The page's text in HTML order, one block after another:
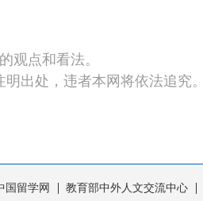
观点和看法。
出处，违者本网将依法追究。
国留学网 教育部中外人文交流中心